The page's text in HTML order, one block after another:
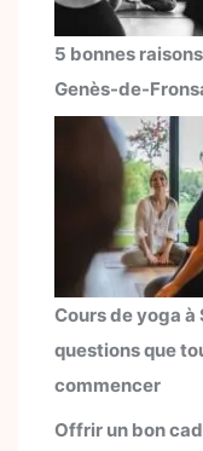
5 bonnes
Genès-de-
Cours de yoga
questions que
commencer
Offrir un bon